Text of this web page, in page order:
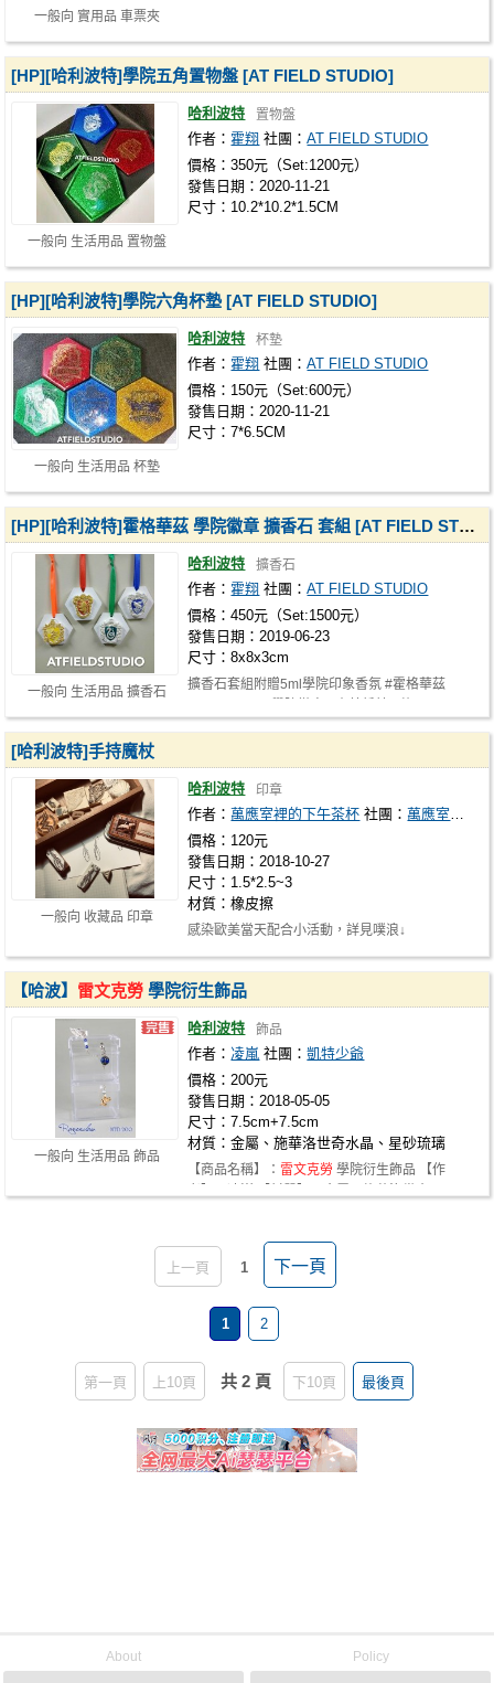
一般向 實用品 車票夾
一般向 生活用品 置物盤
[HP][哈利波特]學院五角置物盤 [AT FIELD STUDIO]
哈利波特 置物盤
作者： 霍翔 社團：AT FIELD STUDIO
價格：350元（Set:1200元）
發售日期：2020-11-21
尺寸：10.2*10.2*1.5CM
一般向 生活用品 杯墊
[HP][哈利波特]學院六角杯墊 [AT FIELD STUDIO]
哈利波特 杯墊
作者： 霍翔 社團：AT FIELD STUDIO
價格：150元（Set:600元）
發售日期：2020-11-21
尺寸：7*6.5CM
一般向 生活用品 擴香石
[HP][哈利波特]霍格華茲 學院徽章 擴香石 套組 [AT FIELD STUDIO]
哈利波特 擴香石
作者： 霍翔 社團：AT FIELD STUDIO
價格：450元（Set:1500元）
發售日期：2019-06-23
尺寸：8x8x3cm
擴香石套組附贈5ml學院印象香氛 #霍格華茲
一般向 收藏品 印章
[哈利波特]手持魔杖
哈利波特 印章
作者：萬應室裡的下午茶杯 社團：萬應室裡的下午茶杯
價格：120元
發售日期：2018-10-27
尺寸：1.5*2.5~3
材質：橡皮擦
感染歐美當天配合小活動，詳見噗浪↓
一般向 生活用品 飾品
【哈波】 雷文克勞 學院衍生飾品
哈利波特 飾品
作者： 凌嵐 社團：凱特少爺
價格：200元
發售日期：2018-05-05
尺寸：7.5cm+7.5cm
材質：金屬、施華洛世奇水晶、星砂琉璃
【商品名稱】： 雷文克勞 學院衍生飾品 【作
上一頁 1 下一頁
1 2
第一頁 上10頁 共 2 頁 下10頁 最後頁
About Policy